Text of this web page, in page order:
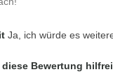
Ja, ich würde es
diese Bewertung